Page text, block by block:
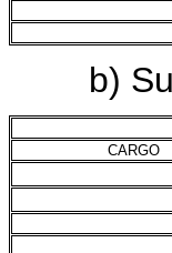
b)
CARGO